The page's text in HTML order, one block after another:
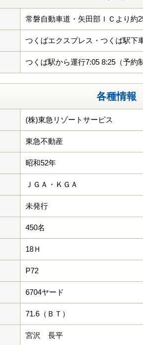
常磐自動車道・矢田部ＩＣより約
つくばエクスプレス・つくば駅下
つくば駅から運行7:05 8:25（予約
各種情報
(株)東急リゾートサービス
東急不動産
昭和52年
ＪＧＡ・ＫＧＡ
未発行
450名
18Ｈ
P72
6704ヤード
71.6（ＢＴ）
宮沢 長平